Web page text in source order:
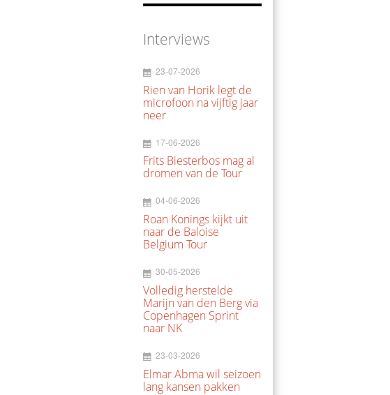
Interviews
23-07-2026
Rien van Horik legt de
microfoon na vijftig jaar
neer
17-06-2026
Frits Biesterbos mag al
dromen van de Tour
04-06-2026
Roan Konings kijkt uit
naar de Baloise
Belgium Tour
30-05-2026
Volledig herstelde
Marijn van den Berg via
Copenhagen Sprint
naar NK
23-03-2026
Elmar Abma wil seizoen
lang kansen pakken